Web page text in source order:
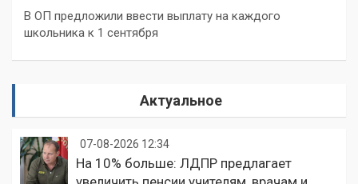
В ОП предложили ввести выплату на каждого
школьника к 1 сентября
Актуальное
07-08-2026 12:34
На 10% больше: ЛДПР предлагает